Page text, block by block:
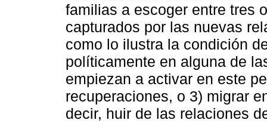
familias a escoger entre tres
capturados por las nuevas
como lo ilustra la condición
políticamente en alguna de
empiezan a activar en este
recuperaciones, o 3) migrar
decir, huir de las relaciones